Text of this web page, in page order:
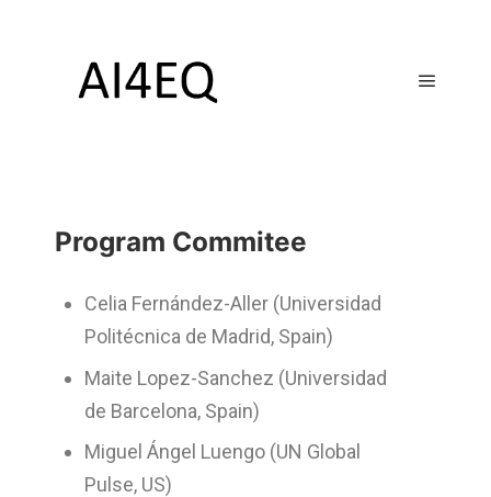
Program Commitee
Celia Fernández-Aller (Universidad
Politécnica de Madrid, Spain)
Maite Lopez-Sanchez (Universidad
de Barcelona, Spain)
Miguel Ángel Luengo (UN Global
Pulse, US)